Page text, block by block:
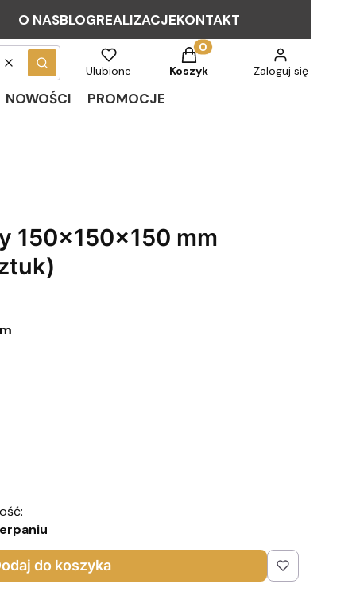
O NASBLOGREALIZACJEKONTAKT
WyczyśćSzukaj Ulubione
Produkty w koszyku: 0.
Koszyk Zaloguj się
NOWOŚCI PROMOCJE
150x150x150 mm
do koszyka